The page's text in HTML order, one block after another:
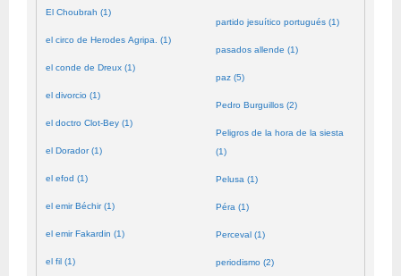
El Choubrah (1)
el circo de Herodes Agripa. (1)
el conde de Dreux (1)
el divorcio (1)
el doctro Clot-Bey (1)
el Dorador (1)
el efod (1)
el emir Béchir (1)
el emir Fakardin (1)
el fil (1)
partido jesuítico portugués (1)
pasados allende (1)
paz (5)
Pedro Burguillos (2)
Peligros de la hora de la siesta
(1)
Pelusa (1)
Péra (1)
Perceval (1)
periodismo (2)